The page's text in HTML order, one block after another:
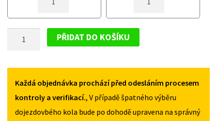
KOLO
MNOŽSTVÍ
KOLO
II
MNOŽSTVÍ
CX-
PŘIDAT DO KOŠÍKU
Každá objednávka prochází před odesláním procesem
kontroly a verifikací., V případě špatného výběru
dojezdovbého kola bude po dohodě upravena na správný